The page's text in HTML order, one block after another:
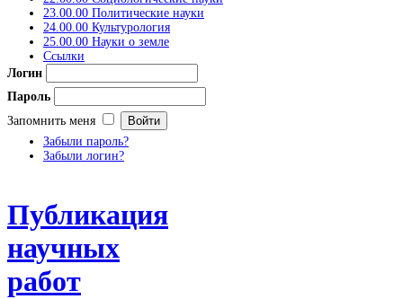
23.00.00 Политические науки
24.00.00 Культурология
25.00.00 Науки о земле
Ссылки
Логин
Пароль
Запомнить меня
Забыли пароль?
Забыли логин?
Публикация
научных
работ